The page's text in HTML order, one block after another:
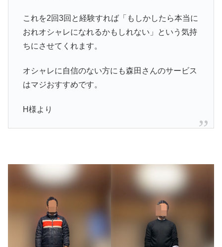
これを2回3回と経験すれば「もしかしたら本当に
おれオシャレになれるかもしれない」という気持
ちにさせてくれます。
オシャレに自信のない方にも森田さんのサービス
はマジおすすめです。
H様より